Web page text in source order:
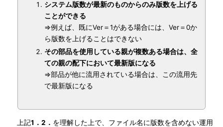
システム版数が最新のものからのみ版数を上げる
ことができる
⇒例えば、既にVer＝1がある場合には、Ver＝0か
ら版数を上げることはできない
その部品を使用している親が複数ある場合は、全
ての親の配下において最新版になる
⇒部品が他に流用されている場合は、この流用先
で最新版になる
上記1．2． を理解した上で、ファイル名に版数を含めない運用